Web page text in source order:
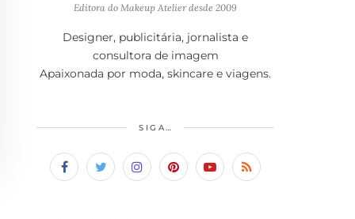
Editora do Makeup Atelier desde 2009
Designer, publicitária, jornalista e
consultora de imagem
Apaixonada por moda, skincare e viagens.
SIGA…